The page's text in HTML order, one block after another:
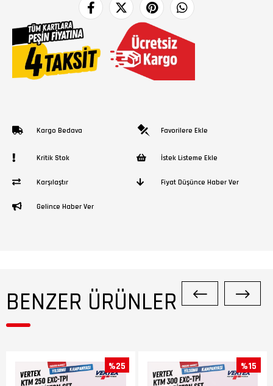
Kargo Bedava Favorilere Ekle
Kritik Stok İstek Listeme Ekle
Karşılaştır Fiyat Düşünce Haber Ver
Gelince Haber Ver
BENZER ÜRÜNLER
%25 %15